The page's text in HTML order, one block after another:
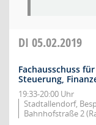
DI 05.02.2019
Fachausschuss
Steuerung,
19:33-20:00 Uhr
Stadtallendorf,
Bahnhofstraße 2